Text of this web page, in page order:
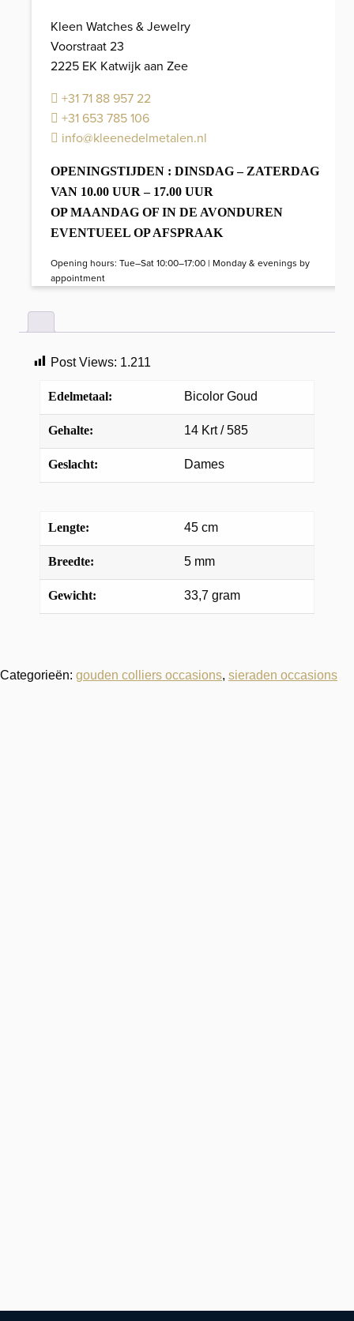
Kleen Watches & Jewelry
Voorstraat 23
2225 EK Katwijk aan Zee
+31 71 88 957 22
+31 653 785 106
info@kleenedelmetalen.nl
OPENINGSTIJDEN : DINSDAG – ZATERDAG
VAN 10.00 UUR – 17.00 UUR
OP MAANDAG OF IN DE AVONDUREN
EVENTUEEL OP AFSPRAAK
Opening hours: Tue–Sat 10:00–17:00 | Monday & evenings by
appointment
Post Views: 1.211
Edelmetaal: Bicolor Goud
Gehalte: 14 Krt / 585
Geslacht: Dames
Lengte: 45 cm
Breedte: 5 mm
Gewicht: 33,7 gram
Categorieën: gouden colliers occasions, sieraden occasions